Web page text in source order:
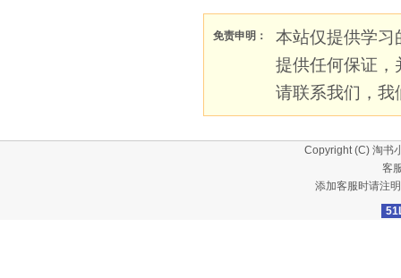
免责申明：
本站仅提供学习
提供任何保证，
请联系我们，我
Copyright (C) 淘书
客
添加客服时请注